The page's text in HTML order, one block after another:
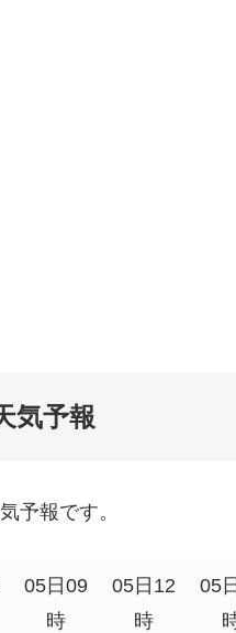
気予報
予報です。
05日09
時
05日12
時
05